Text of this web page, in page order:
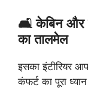
🛋️ केबिन और
का तालमेल
इसका इंटीरियर
कंफर्ट का पूरा